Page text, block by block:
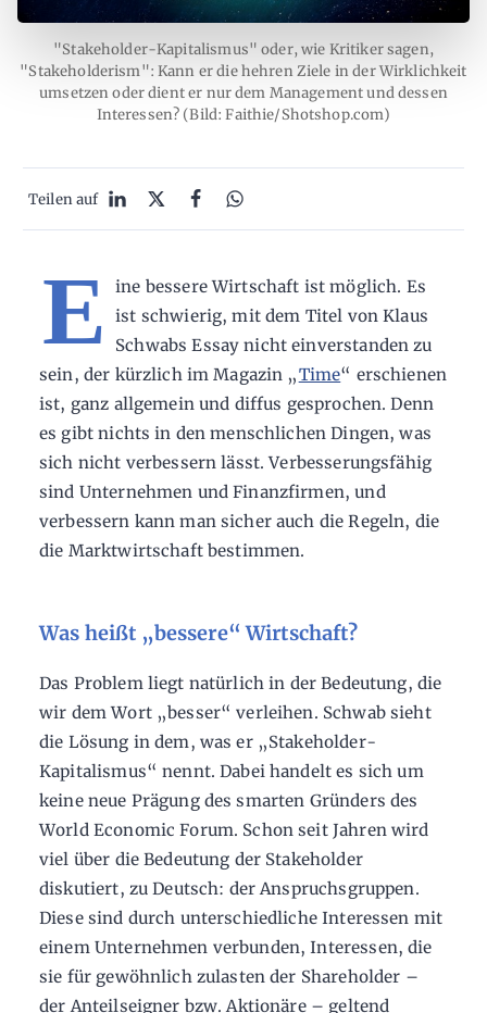
"Stakeholder-Kapitalismus" oder, wie Kritiker sagen,
"Stakeholderism": Kann er die hehren Ziele in der Wirklichkeit
umsetzen oder dient er nur dem Management und dessen
Interessen? (Bild: Faithie/Shotshop.com)
Teilen auf
E
ine bessere Wirtschaft ist möglich. Es
ist schwierig, mit dem Titel von Klaus
Schwabs Essay nicht einverstanden zu
sein, der kürzlich im Magazin „Time“ erschienen
ist, ganz allgemein und diffus gesprochen. Denn
es gibt nichts in den menschlichen Dingen, was
sich nicht verbessern lässt. Verbesserungsfähig
sind Unternehmen und Finanzfirmen, und
verbessern kann man sicher auch die Regeln, die
die Marktwirtschaft bestimmen.
Was heißt „bessere“ Wirtschaft?
Das Problem liegt natürlich in der Bedeutung, die
wir dem Wort „besser“ verleihen. Schwab sieht
die Lösung in dem, was er „Stakeholder-
Kapitalismus“ nennt. Dabei handelt es sich um
keine neue Prägung des smarten Gründers des
World Economic Forum. Schon seit Jahren wird
viel über die Bedeutung der Stakeholder
diskutiert, zu Deutsch: der Anspruchsgruppen.
Diese sind durch unterschiedliche Interessen mit
einem Unternehmen verbunden, Interessen, die
sie für gewöhnlich zulasten der Shareholder –
der Anteilseigner bzw. Aktionäre – geltend